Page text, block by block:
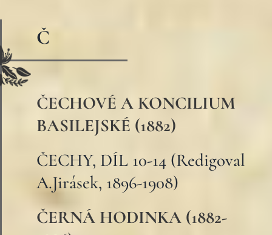
Č
ČECHOVÉ A KONCILIUM
BASILEJSKÉ (1882)
ČECHY, DÍL 10-14 (Redigoval
A.Jirásek, 1896-1908)
ČERNÁ HODINKA (1882-